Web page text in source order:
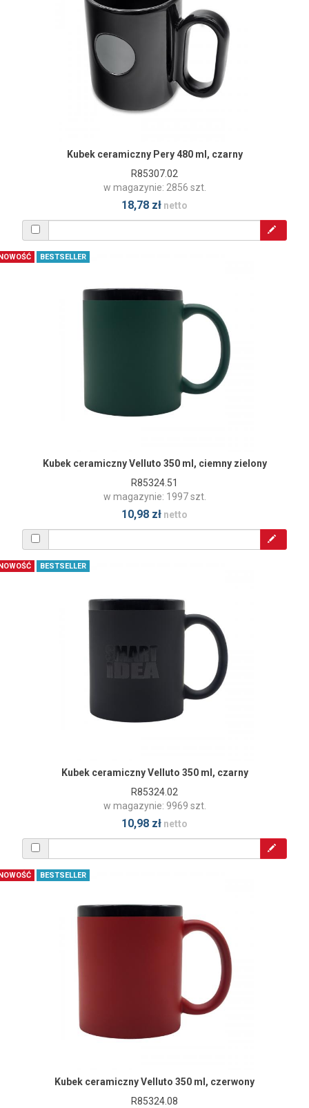
Kubek ceramiczny Pery 480 ml, czarny
R85307.02
w magazynie: 2856 szt.
18,78 zł netto
BESTSELLER
Kubek ceramiczny Velluto 350 ml, ciemny zielony
R85324.51
w magazynie: 1997 szt.
10,98 zł netto
BESTSELLER
Kubek ceramiczny Velluto 350 ml, czarny
R85324.02
w magazynie: 9969 szt.
10,98 zł netto
BESTSELLER
Kubek ceramiczny Velluto 350 ml, czerwony
R85324.08